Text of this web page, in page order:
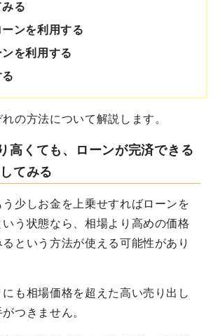
る
ンを利用する
を利用する
の方法について解説します。
高くても、ローンが完済できる
てみる
う少しお金を上乗せすればローンを
う状態なら、相場より高めの価格
という方法が使える可能性があり
にも相場価格を超えた高い売り出し
つきません。